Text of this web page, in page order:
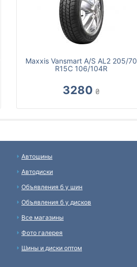
Maxxis Vansmart A/S AL2 205/70
R15C 106/104R
3280 ₴
Автошины
Автодиски
Объявления б у шин
Объявления б у дисков
Все магазины
Фото галерея
Шины и диски оптом